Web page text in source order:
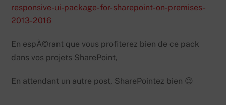
responsive-ui-package-for-sharepoint-on-premises-
2013-2016
En espÃ©rant que vous profiterez bien de ce pack
dans vos projets SharePoint,
En attendant un autre post, SharePointez bien 😉